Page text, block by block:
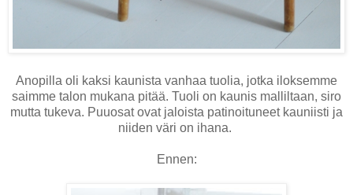
Anopilla oli kaksi kaunista vanhaa tuolia, jotka iloksemme
saimme talon mukana pitää. Tuoli on kaunis malliltaan, siro
mutta tukeva. Puuosat ovat jaloista patinoituneet kauniisti ja
niiden väri on ihana.
Ennen: